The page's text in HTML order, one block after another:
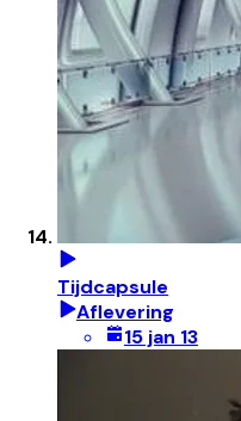
Tijdcapsule
Aflevering
15 jan 13